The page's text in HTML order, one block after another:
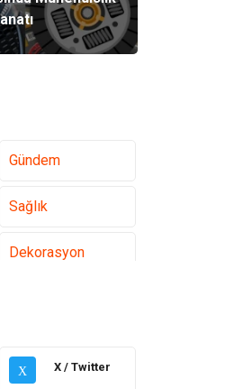
Gündem
Sağlık
Dekorasyon
X X / Twitter